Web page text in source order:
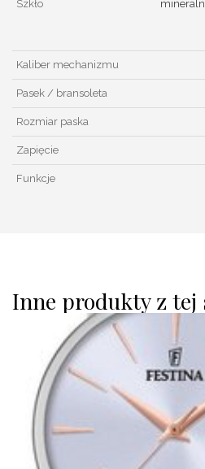
Szkło
Kaliber mechanizmu
Pasek / bransoleta
Rozmiar paska
Zapięcie
Funkcje
Inne produkty z tej